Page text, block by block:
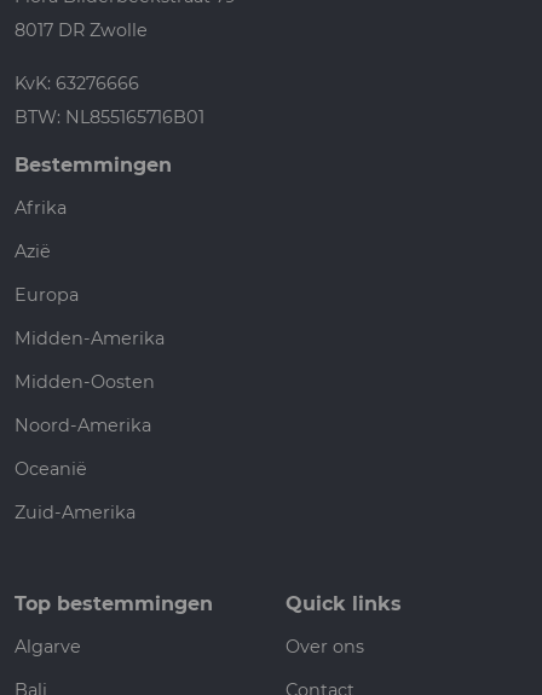
8017 DR Zwolle
KvK: 63276666
BTW: NL855165716B01
Bestemmingen
Afrika
Azië
Europa
Midden-Amerika
Midden-Oosten
Noord-Amerika
Oceanië
Zuid-Amerika
Top bestemmingen
Algarve
Bali
Quick links
Over ons
Contact